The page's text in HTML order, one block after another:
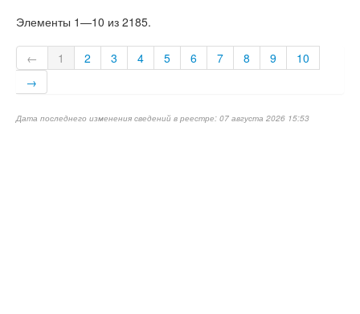
Элементы 1—10 из 2185.
← 1 2 3 4 5 6 7 8 9
10
→
Дата последнего изменения сведений в реестре: 07 августа 2026 15:53